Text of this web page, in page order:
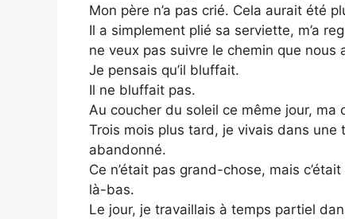
Mon père n’a pas crié. Cela aurait été
Il a simplement plié sa serviette, m’a
ne veux pas suivre le chemin que
Je pensais qu’il bluffait.
Il ne bluffait pas.
Au coucher du soleil ce même jour,
Trois mois plus tard, je vivais dans une
abandonné.
Ce n’était pas grand-chose, mais
là-bas.
Le jour, je travaillais à temps partiel